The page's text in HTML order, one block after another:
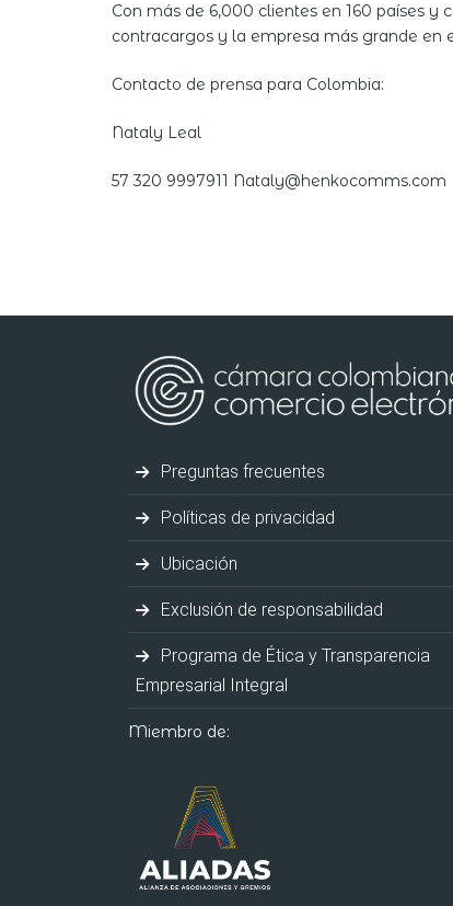
Con más de 6,000 clientes en 160 países y
contracargos y la empresa más grande en
Contacto de prensa para Colombia:
Nataly Leal
57 320 9997911 Nataly@henkocomms.com
Preguntas frecuentes
Políticas de privacidad
Ubicación
Exclusión de responsabilidad
Programa de Ética y Transparencia
Empresarial Integral
Miembro de: